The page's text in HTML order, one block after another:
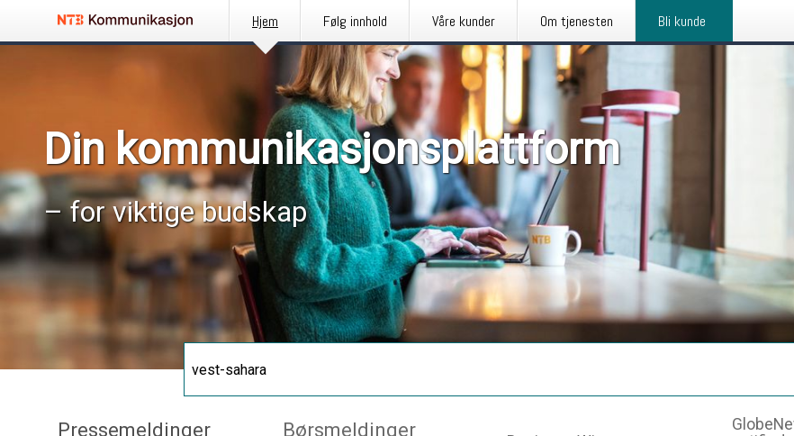
Hjem Følg innhold Våre kunder Om tjenesten Bli kunde
Din kommunikasjonsplattform
– for viktige budskap
Pressemeldinger Børsmeldinger